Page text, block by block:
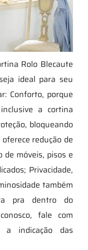
Rolo Blecaute
ideal para seu
Conforto, porque
a cortina
bloqueando
redução de
móveis, pisos e
Privacidade,
também
pra dentro do
fale com
a indicação das